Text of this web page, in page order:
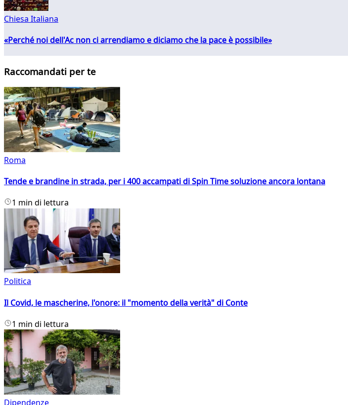
Chiesa Italiana
«Perché noi dell'Ac non ci arrendiamo e diciamo che la pace è possibile»
Raccomandati per te
Roma
Tende e brandine in strada, per i 400 accampati di Spin Time soluzione ancora lontana
1 min di lettura
Politica
Il Covid, le mascherine, l'onore: il "momento della verità" di Conte
1 min di lettura
Dipendenze